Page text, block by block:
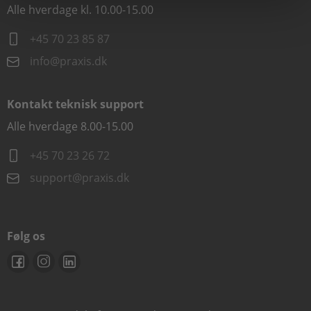
Alle hverdage kl. 10.00-15.00
+45 70 23 85 87
info@praxis.dk
Kontakt teknisk support
Alle hverdage 8.00-15.00
+45 70 23 26 72
support@praxis.dk
Følg os